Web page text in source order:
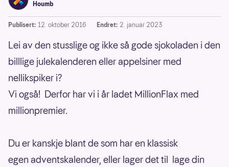
Houmb
Publisert: 12. oktober 2016 Endret: 2. januar 2023
Lei av den stusslige og ikke så gode sjokoladen i den
billlige julekalenderen eller appelsiner med
nellikspiker i?
Vi også! Derfor har vi i år ladet MillionFlax med
millionpremier.
Du er kanskje blant de som har en klassisk
egen adventskalender, eller lager det til lage din